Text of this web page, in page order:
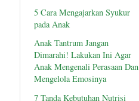
5 Cara Mengajarkan Syukur
pada Anak
Anak Tantrum Jangan
Dimarahi! Lakukan Ini Agar
Anak Mengenali Perasaan Dan
Mengelola Emosinya
7 Tanda Kebutuhan Nutrisi